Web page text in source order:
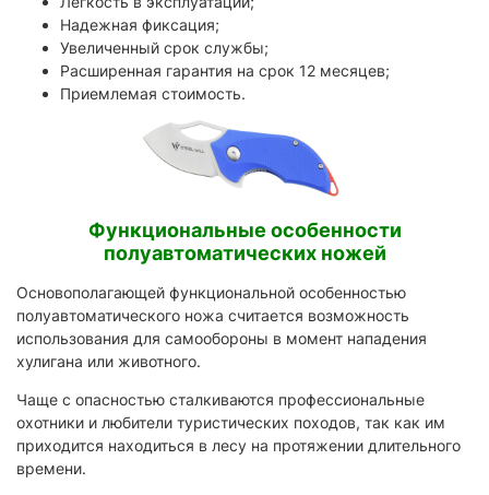
Надежная фиксация;
Увеличенный срок службы;
Расширенная гарантия на срок 12 месяцев;
Приемлемая стоимость.
Функциональные особенности
полуавтоматических ножей
Основополагающей функциональной особенностью
полуавтоматического ножа считается возможность
использования для самообороны в момент нападения
хулигана или животного.
Чаще с опасностью сталкиваются профессиональные
охотники и любители туристических походов, так как им
приходится находиться в лесу на протяжении длительного
времени.